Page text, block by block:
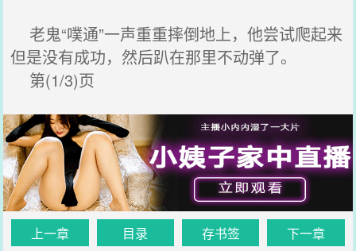
老鬼“噗通”一声重重摔倒地上，他尝试爬起来
但是没有成功，然后趴在那里不动弹了。
第(1/3)页
上一章 目录 存书签 下一章